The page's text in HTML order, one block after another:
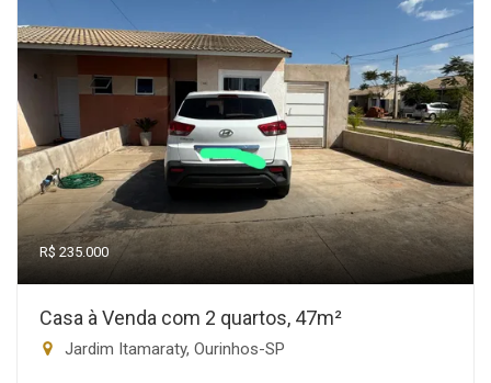
R$ 235.000
Casa à Venda com 2 quartos, 47m²
Jardim Itamaraty, Ourinhos-SP